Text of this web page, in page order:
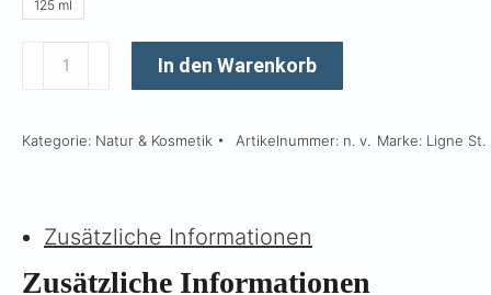
125 ml
Feuchtigkeitsspendende
Bodylotion
Menge
In den Warenkorb
Kategorie: Natur & Kosmetik Artikelnummer: n. v. Marke: Ligne St.
Zusätzliche Informationen
Zusätzliche Informationen